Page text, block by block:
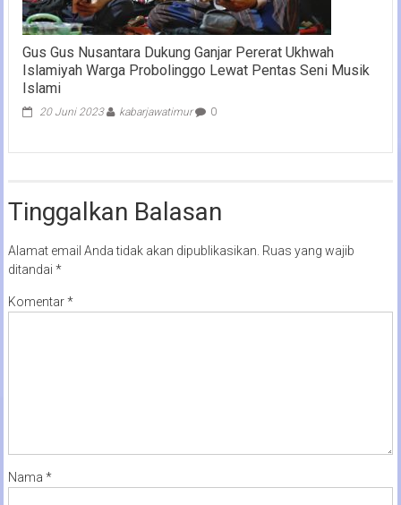
Gus Gus Nusantara Dukung Ganjar Pererat Ukhwah
Islamiyah Warga Probolinggo Lewat Pentas Seni Musik
Islami
20 Juni 2023 kabarjawatimur 0
Tinggalkan Balasan
Alamat email Anda tidak akan dipublikasikan. Ruas yang wajib
ditandai *
Komentar*
Nama *